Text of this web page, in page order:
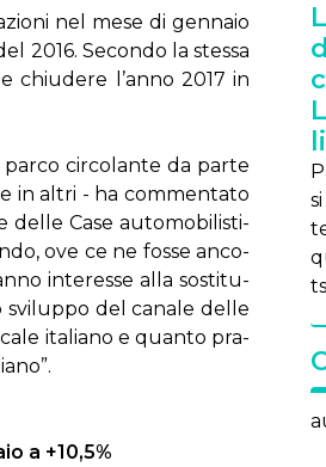
nel me­se di gen­na­io
2016. Se­con­do la stes­sa
chiu­de­re l’an­no 2017 in
cir­co­lan­te da par­te
in al­tri - ha com­men­ta­to
del­le Ca­se au­to­mo­bi­li­sti­
ove ce ne fos­se an­co­
in­te­res­se al­la so­sti­tu­
svi­lup­po del ca­na­le del­le
ita­lia­no e quan­to pra­
a +10,5%